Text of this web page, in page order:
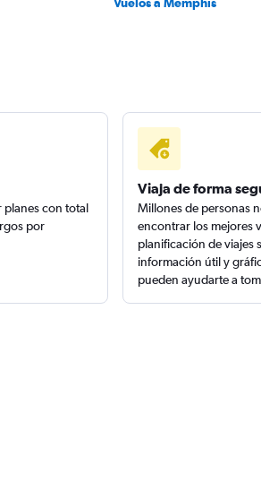
planes con total
por
Viaja de forma
Millones de personas
encontrar los mejores
planificación de viajes
información útil y
pueden ayudarte a